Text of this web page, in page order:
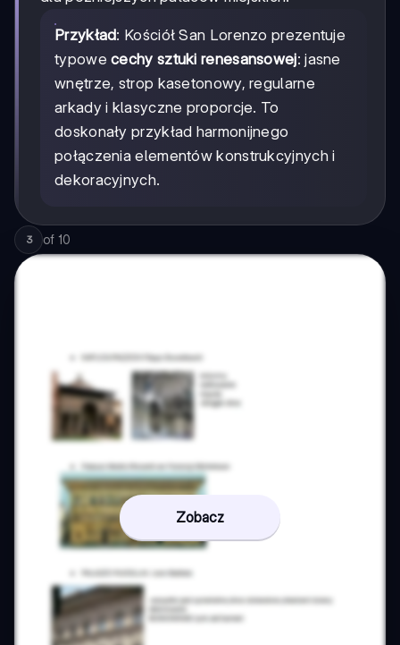
Przykład: Kościół San Lorenzo prezentuje
typowecechy sztuki renesansowej: jasne
wnętrze, strop kasetonowy, regularne
arkady i klasyczne proporcje. To
doskonały przykład harmonijnego
połączenia elementów konstrukcyjnych i
dekoracyjnych.
3 of 10
Zobacz